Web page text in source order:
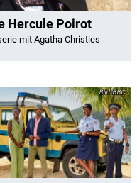
Hercule Poirot
mit Agatha Christies
BBC